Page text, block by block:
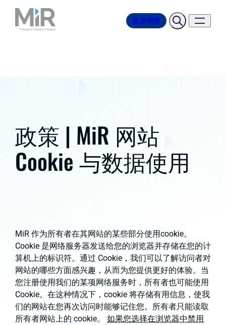
联系销售
政策 | MiR 网站
Cookie 与数据使用
MiR 作为所有者在其网站的某些部分使用cookie。
Cookie 是网络服务器发送给您的浏览器并存储在您的计
算机上的标识符。通过 Cookie，我们可以了解访问者对
网站的哪些方面感兴趣，从而为您提供更好的体验。当
您注册使用我们的某项网络服务时，所有者也可能使用
Cookie。在这种情况下，cookie 将存储有用信息，使我
们的网站在您再次访问时能够记住您。所有者只能读取
所有者网站上的 cookie。 如果您选择在浏览器中禁用